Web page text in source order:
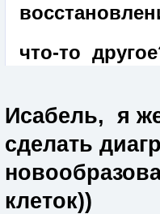
что-то
Исабель, я
сделать
клеток))